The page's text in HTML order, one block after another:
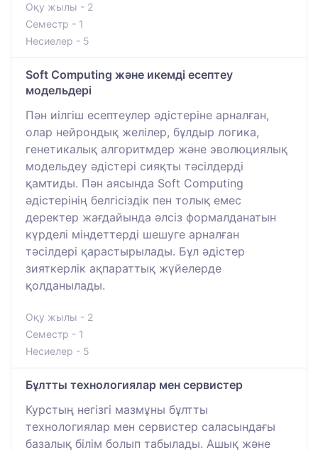
Оқу жылы - 2
Семестр - 1
Несиелер - 5
Soft Computing және икемді есептеу
модельдері
Пән иілгіш есептеулер әдістеріне арналған,
олар нейрондық желілер, бұлдыр логика,
генетикалық алгоритмдер және эволюциялық
модельдеу әдістері сияқты тәсілдерді
қамтиды. Пән аясында Soft Computing
әдістерінің белгісіздік пен толық емес
деректер жағдайында әлсіз формалданатын
күрделі міндеттерді шешуге арналған
тәсілдері қарастырылады. Бұл әдістер
зияткерлік ақпараттық жүйелерде
қолданылады.
Оқу жылы - 2
Семестр - 1
Несиелер - 5
Бұлтты технологиялар мен сервистер
Курстың негізгі мазмұны бұлтты
технологиялар мен сервистер саласындағы
базалық білім болып табылады. Ашық және